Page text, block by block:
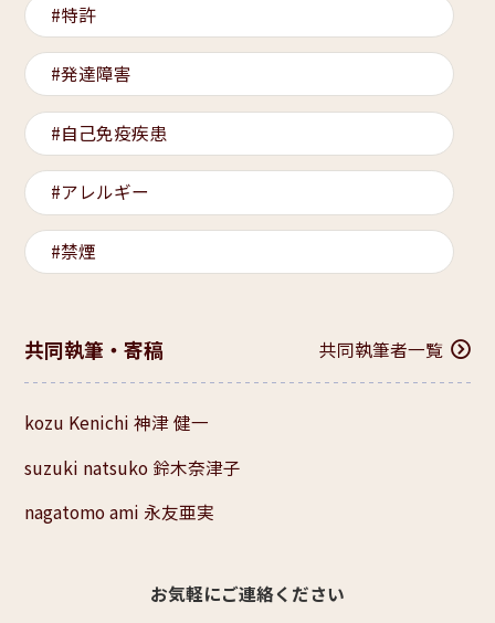
特許
発達障害
自己免疫疾患
アレルギー
禁煙
共同執筆・寄稿 共同執筆者一覧
kozu Kenichi 神津 健一
suzuki natsuko 鈴木奈津子
nagatomo ami 永友亜実
お気軽にご連絡ください